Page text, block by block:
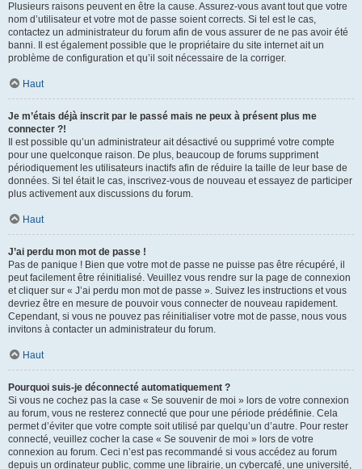
Plusieurs raisons peuvent en être la cause. Assurez-vous avant tout que votre
nom d’utilisateur et votre mot de passe soient corrects. Si tel est le cas,
contactez un administrateur du forum afin de vous assurer de ne pas avoir été
banni. Il est également possible que le propriétaire du site internet ait un
problème de configuration et qu’il soit nécessaire de la corriger.
Haut
Je m’étais déjà inscrit par le passé mais ne peux à présent plus me
connecter ?!
Il est possible qu’un administrateur ait désactivé ou supprimé votre compte
pour une quelconque raison. De plus, beaucoup de forums suppriment
périodiquement les utilisateurs inactifs afin de réduire la taille de leur base de
données. Si tel était le cas, inscrivez-vous de nouveau et essayez de participer
plus activement aux discussions du forum.
Haut
J’ai perdu mon mot de passe !
Pas de panique ! Bien que votre mot de passe ne puisse pas être récupéré, il
peut facilement être réinitialisé. Veuillez vous rendre sur la page de connexion
et cliquer sur « J’ai perdu mon mot de passe ». Suivez les instructions et vous
devriez être en mesure de pouvoir vous connecter de nouveau rapidement.
Cependant, si vous ne pouvez pas réinitialiser votre mot de passe, nous vous
invitons à contacter un administrateur du forum.
Haut
Pourquoi suis-je déconnecté automatiquement ?
Si vous ne cochez pas la case « Se souvenir de moi » lors de votre connexion
au forum, vous ne resterez connecté que pour une période prédéfinie. Cela
permet d’éviter que votre compte soit utilisé par quelqu’un d’autre. Pour rester
connecté, veuillez cocher la case « Se souvenir de moi » lors de votre
connexion au forum. Ceci n’est pas recommandé si vous accédez au forum
depuis un ordinateur public, comme une librairie, un cybercafé, une université,